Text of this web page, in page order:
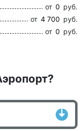
от 0 руб.
от 4 700 руб.
от 0 руб.